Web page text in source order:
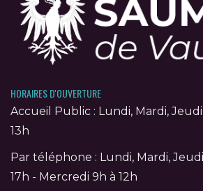
HORAIRES D'OUVERTURE
Accueil Public : Lundi, Mardi,
13h
Par téléphone : Lundi, Mardi,
17h - Mercredi 9h à 12h